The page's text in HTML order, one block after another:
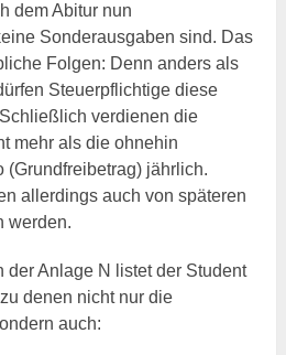
dem Abitur nun
Sonderausgaben sind. Das
Folgen: Denn anders als
Steuerpflichtige diese
verdienen die
mehr als die ohnehin
(Grundfreibetrag) jährlich.
allerdings auch von späteren
werden.
der Anlage N listet der Student
denen nicht nur die
auch: